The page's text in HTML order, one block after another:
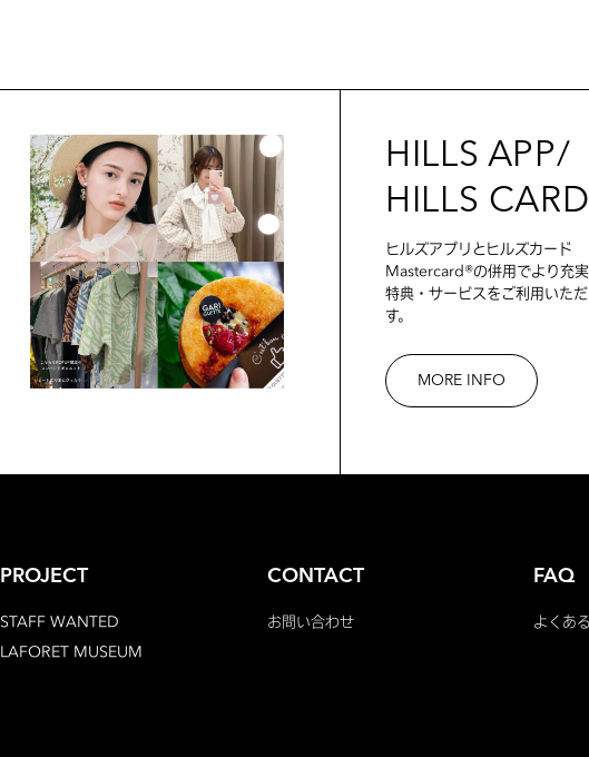
HILLS APP/
HILLS CARD
ヒルズアプリとヒルズカード
Mastercard®の併用でより充
特典・サービスをご利用いた
す。
MORE INFO
PROJECT
STAFF WANTED
LAFORET MUSEUM
CONTACT
お問い合わせ
FAQ
よくあ